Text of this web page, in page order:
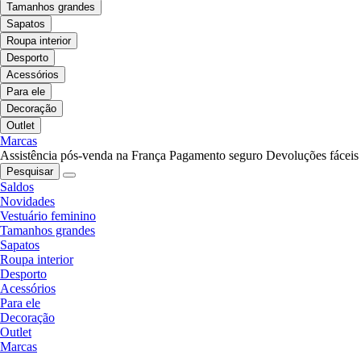
Tamanhos grandes
Sapatos
Roupa interior
Desporto
Acessórios
Para ele
Decoração
Outlet
Marcas
Assistência pós-venda na França Pagamento seguro Devoluções fáceis
Pesquisar
Saldos
Novidades
Vestuário feminino
Tamanhos grandes
Sapatos
Roupa interior
Desporto
Acessórios
Para ele
Decoração
Outlet
Marcas